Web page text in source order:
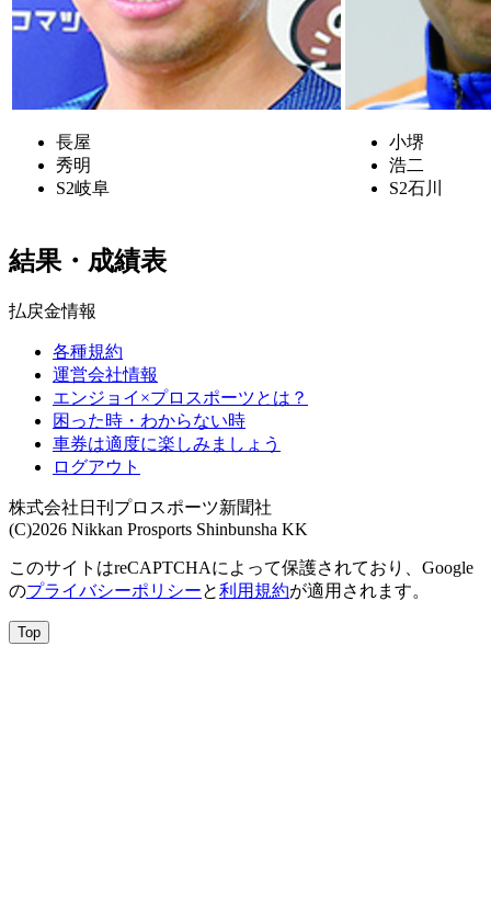
長屋
秀明
S2岐阜
小堺
浩二
S2石川
結果・成績表
払戻金情報
各種規約
運営会社情報
エンジョイ×プロスポーツとは？
困った時・わからない時
車券は適度に楽しみましょう
ログアウト
株式会社日刊プロスポーツ新聞社
(C)2026 Nikkan Prosports Shinbunsha KK
このサイトはreCAPTCHAによって保護されており、Google
のプライバシーポリシーと利用規約が適用されます。
Top